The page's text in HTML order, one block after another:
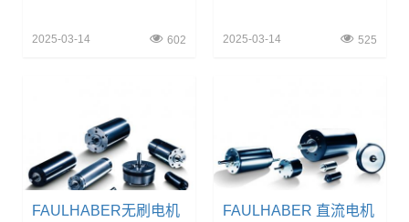
2025-03-14 602 2025-03-14 525
FAULHABER无刷电机 FAULHABER 直流电机